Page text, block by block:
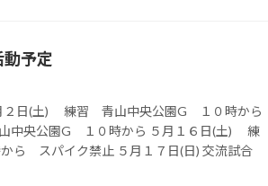
予定
２日(土) 練習 青山中央公園G １０時から
中央公園G １０時から ５月１６日(土) 練
ら スパイク禁止 ５月１７日(日) 交流試合